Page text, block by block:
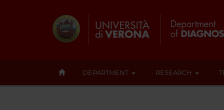
DEPARTMENT RESEARCH